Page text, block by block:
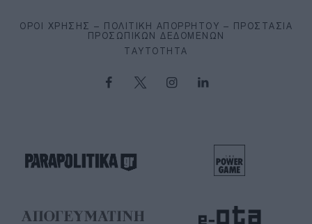
ΌΡΟΙ ΧΡΉΣΗΣ – ΠΟΛΙΤΙΚΉ ΑΠΟΡΡΉΤΟΥ – ΠΡΟΣΤΑΣΊΑ
ΠΡΟΣΩΠΙΚΏΝ ΔΕΔΟΜΈΝΩΝ
ΤΑΥΤΌΤΗΤΑ